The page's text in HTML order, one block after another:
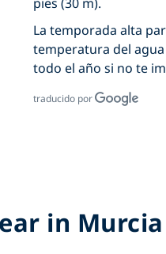
La temporada alta
temperatura del agua
todo el año si no te
traducido por
in Murcia